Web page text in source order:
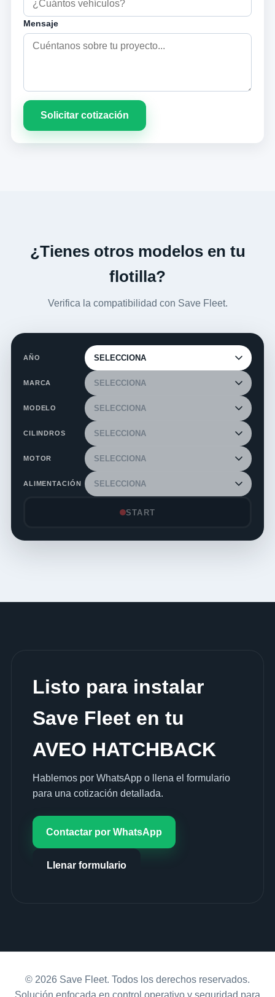
Mensaje
Solicitar cotización
¿Tienes otros modelos en tu
flotilla?
Verifica la compatibilidad con Save Fleet.
AÑO
MARCA
MODELO
CILINDROS
MOTOR
ALIMENTACIÓN
START
Listo para instalar
Save Fleet en tu
AVEO HATCHBACK
Hablemos por WhatsApp o llena el formulario
para una cotización detallada.
Contactar por WhatsApp
Llenar formulario
© 2026 Save Fleet. Todos los derechos reservados.